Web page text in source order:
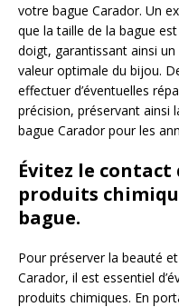
votre bague Carador. Un
que la taille de la bague
doigt, garantissant ainsi
valeur optimale du bijou.
effectuer d’éventuelles
précision, préservant ainsi
bague Carador pour les
Évitez le contact
produits
bague.
Pour préserver la beauté
Carador, il est essentiel
produits chimiques. En